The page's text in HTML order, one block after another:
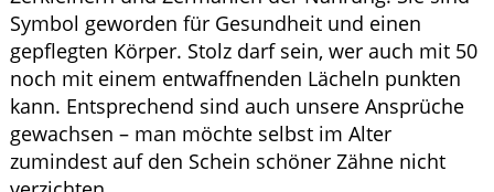
Symbol geworden für Gesundheit und einen
gepflegten Körper. Stolz darf sein, wer auch mit 50
noch mit einem entwaffnenden Lächeln punkten
kann. Entsprechend sind auch unsere Ansprüche
gewachsen – man möchte selbst im Alter
zumindest auf den Schein schöner Zähne nicht